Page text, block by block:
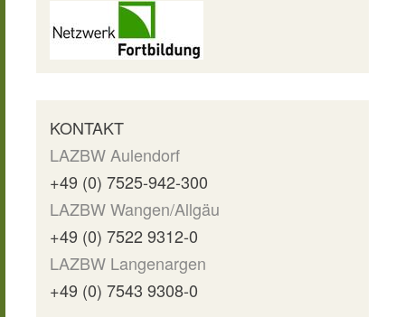
KONTAKT
LAZBW Aulendorf
+49 (0) 7525-942-300
LAZBW Wangen/Allgäu
+49 (0) 7522 9312-0
LAZBW Langenargen
+49 (0) 7543 9308-0